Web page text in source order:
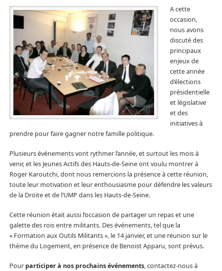
A cette
occasion,
nous avons
discuté des
principaux
enjeux de
cette année
d’élections
présidentielle
et législative
et des
initiatives à
prendre pour faire gagner notre famille politique.
Plusieurs événements vont rythmer l’année, et surtout les mois à
venir, et les Jeunes Actifs des Hauts-de-Seine ont voulu montrer à
Roger Karoutchi, dont nous remercions la présence à cette réunion,
toute leur motivation et leur enthousiasme pour défendre les valeurs
de la Droite et de l’UMP dans les Hauts-de-Seine.
Cette réunion était aussi l’occasion de partager un repas et une
galette des rois entre militants. Des événements, tel que la
« Formation aux Outils Militants », le 14 janvier, et une réunion sur le
thème du Logement, en présence de Benoist Apparu, sont prévus.
Pour participer à nos prochains événements, contactez-nous à